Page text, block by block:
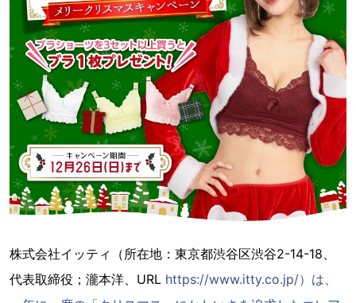
株式会社イッティ（所在地：東京都渋谷区渋谷2-14-18、
代表取締役；瀧本洋、URL https://www.itty.co.jp/）は、